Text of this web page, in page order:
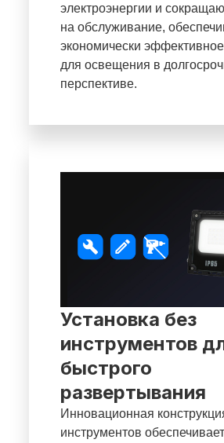
электроэнергии и
на обслуживание,
экономически
для освещения в
перспективе.
Установка без
инструментов
быстрого
развертывания
Инновационная
инструментов